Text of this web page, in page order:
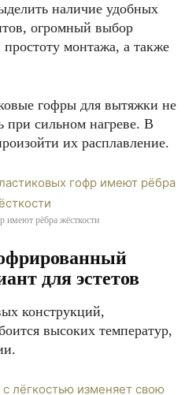
наличие удобных
огромный выбор
монтажа, а также
гофры для вытяжки не
при сильном нагреве. В
их расплавление.
имеют рёбра жёсткости
для эстетов
конструкций,
высоких температур,